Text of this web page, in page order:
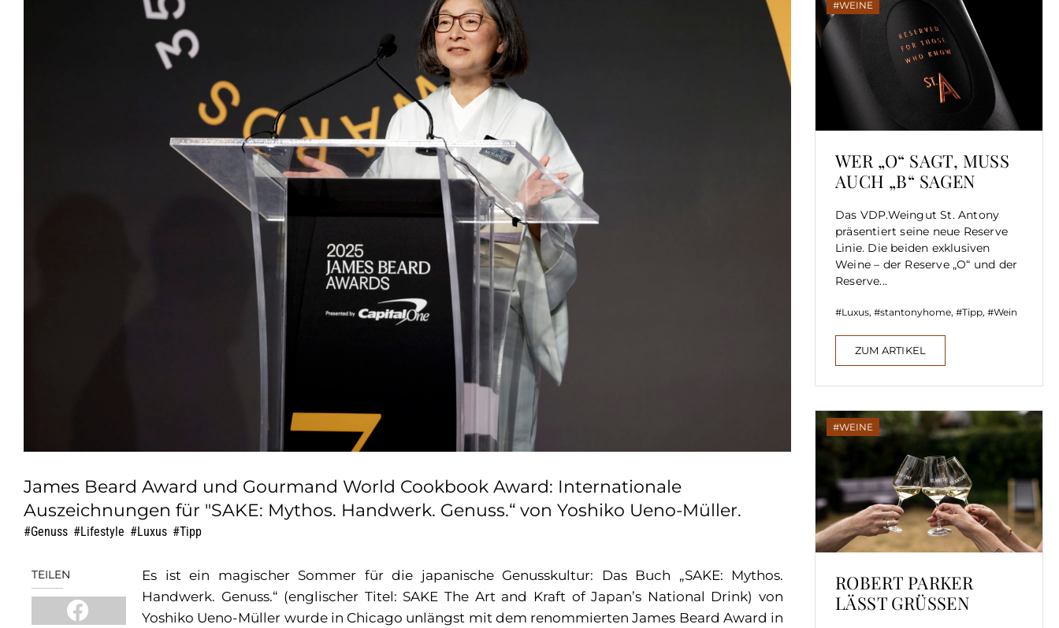
James Beard Award und Gourmand World Cookbook Award: Internationale
Auszeichnungen für "SAKE: Mythos. Handwerk. Genuss.“ von Yoshiko Ueno-Müller.
Genuss Lifestyle Luxus Tipp
TEILEN
Es ist ein magischer Sommer für die japanische Genusskultur: Das Buch „SAKE: Mythos.
Handwerk. Genuss.“ (englischer Titel: SAKE The Art and Kraft of Japan’s National Drink) von
Yoshiko Ueno-Müller wurde in Chicago unlängst mit dem renommierten James Beard Award in
WEINE
WER „O“ SAGT, MUSS
AUCH „B“ SAGEN
Das VDP.Weingut St. Antony
präsentiert seine neue Reserve
Linie. Die beiden exklusiven
Weine – der Reserve „O“ und der
Reserve...
Luxus, stantonyhome, Tipp, Wein
ZUM ARTIKEL
WEINE
ROBERT PARKER
LÄSST GRÜSSEN